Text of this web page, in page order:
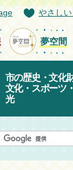
やさし
夢空間
市の歴史・文化
文化・スポーツ
光